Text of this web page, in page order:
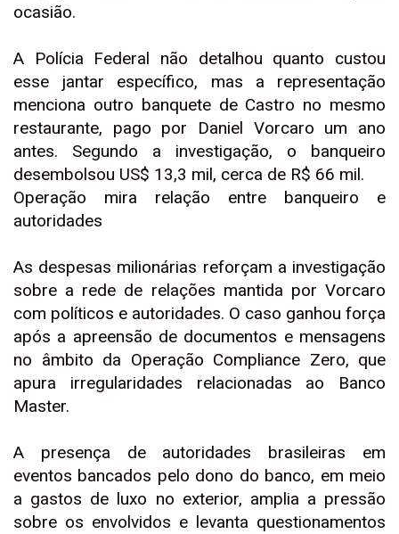
ocasião.
A Polícia Federal não detalhou quanto custou
esse jantar específico, mas a representação
menciona outro banquete de Castro no mesmo
restaurante, pago por Daniel Vorcaro um ano
antes. Segundo a investigação, o banqueiro
desembolsou US$ 13,3 mil, cerca de R$ 66 mil.
Operação mira relação entre banqueiro e
autoridades
As despesas milionárias reforçam a investigação
sobre a rede de relações mantida por Vorcaro
com políticos e autoridades. O caso ganhou força
após a apreensão de documentos e mensagens
no âmbito da Operação Compliance Zero, que
apura irregularidades relacionadas ao Banco
Master.
A presença de autoridades brasileiras em
eventos bancados pelo dono do banco, em meio
a gastos de luxo no exterior, amplia a pressão
sobre os envolvidos e levanta questionamentos